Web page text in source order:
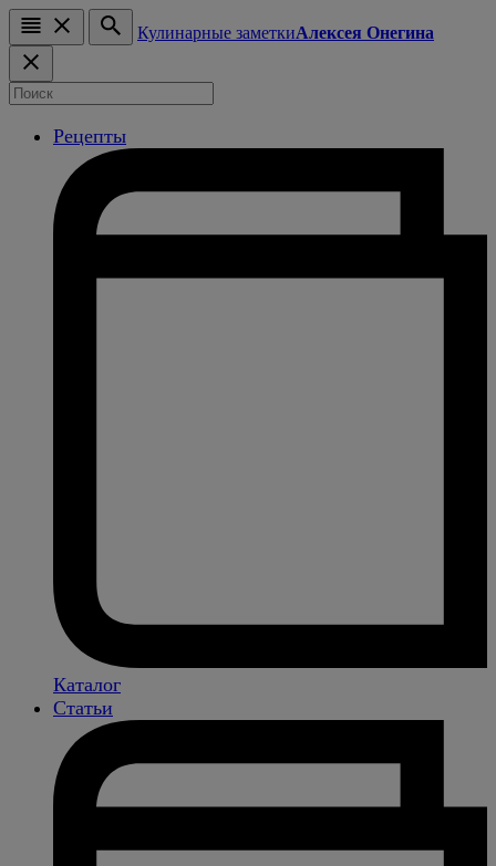
Кулинарные заметкиАлексея Онегина
Рецепты
Каталог
Статьи